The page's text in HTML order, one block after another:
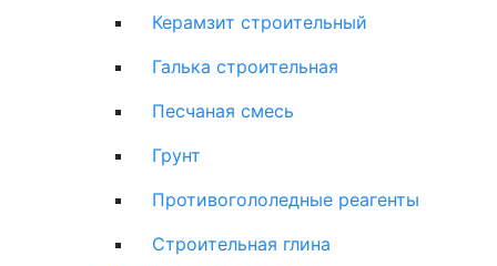
Керамзит строительный
Галька строительная
Песчаная смесь
Грунт
Противогололедные реагенты
Строительная глина